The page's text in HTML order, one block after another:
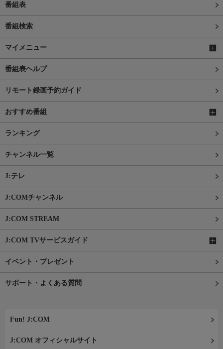
番組表
番組検索
マイメニュー
番組表ヘルプ
リモート録画予約ガイド
おすすめ番組
ランキング
チャンネル一覧
J:テレ
J:COMチャンネル
J:COM STREAM
J:COM TVサービスガイド
イベント・プレゼント
サポート・よくある質問
Fun! J:COM
J:COM オフィシャルサイト